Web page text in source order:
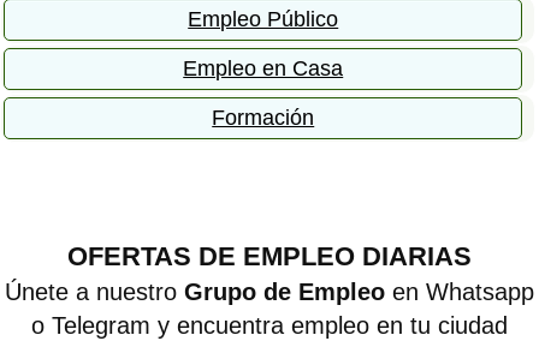
Empleo Público
Empleo en Casa
Formación
OFERTAS DE EMPLEO DIARIAS
Únete a nuestro Grupo de Empleo en Whatsapp
o Telegram y encuentra empleo en tu ciudad